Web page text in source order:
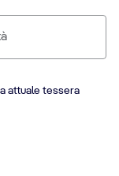
attuale tessera